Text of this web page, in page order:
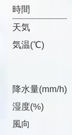
時間
天気
気温(℃)
降水量(mm/h)
湿度(%)
風向